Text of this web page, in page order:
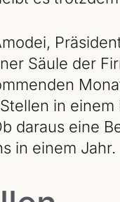
Säule der
in
daraus eine
in einem Jahr.